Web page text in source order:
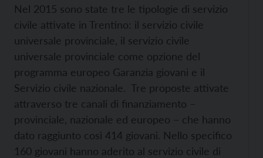
Nel 2015 sono state tre le tipologie di servizio
civile attivate in Trentino: il servizio civile
universale provinciale, il servizio civile
universale provinciale come opzione del
programma europeo Garanzia giovani e il
Servizio civile nazionale. Tre proposte attivate
attraverso tre canali di finanziamento –
provinciale, nazionale ed europeo – che hanno
dato raggiunto così 414 giovani. Nello specifico
160 giovani hanno aderito al servizio civile di